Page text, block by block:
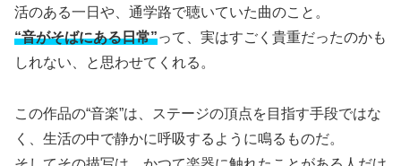
活のある一日や、通学路で聴いていた曲のこと。
“音がそばにある日常”って、実はすごく貴重だったのかも
しれない、と思わせてくれる。
この作品の“音楽”は、ステージの頂点を目指す手段ではな
く、生活の中で静かに呼吸するように鳴るものだ。